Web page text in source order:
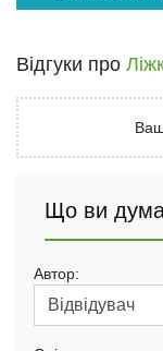
Відгуки про
Що ви
Автор: